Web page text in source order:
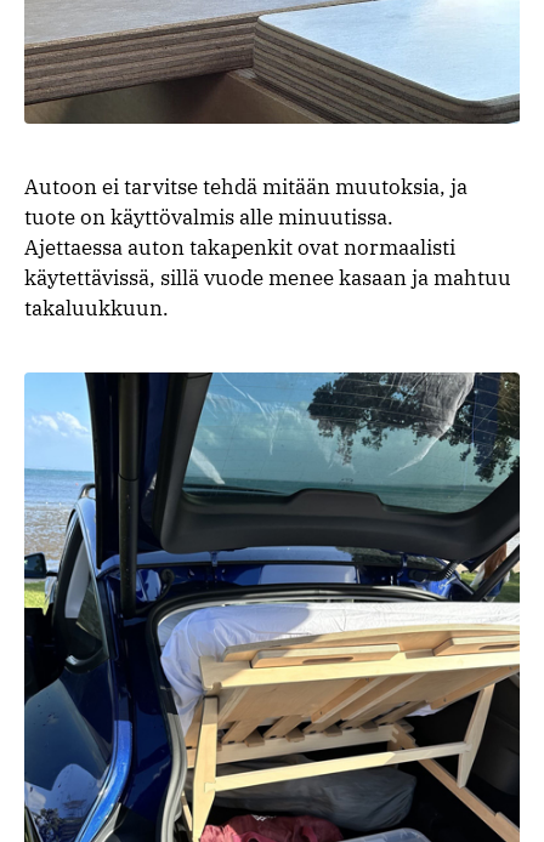
Autoon ei tarvitse tehdä mitään muutoksia, ja
tuote on käyttövalmis alle minuutissa.
Ajettaessa auton takapenkit ovat normaalisti
käytettävissä, sillä vuode menee kasaan ja mahtuu
takaluukkuun.